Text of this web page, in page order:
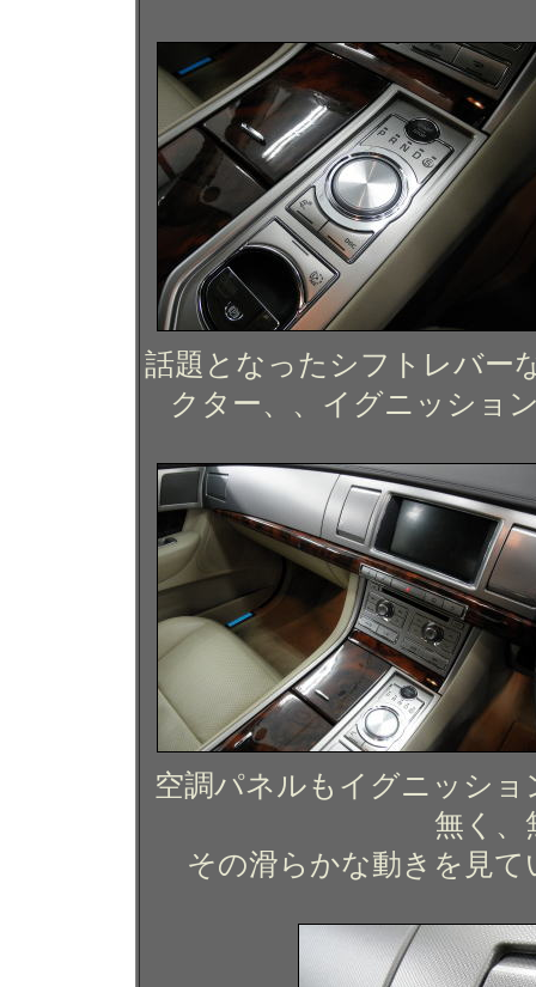
話題となったシフトレバー
クター、、イグニッショ
空調パネルもイグニッシ
無く、
その滑らかな動きを見